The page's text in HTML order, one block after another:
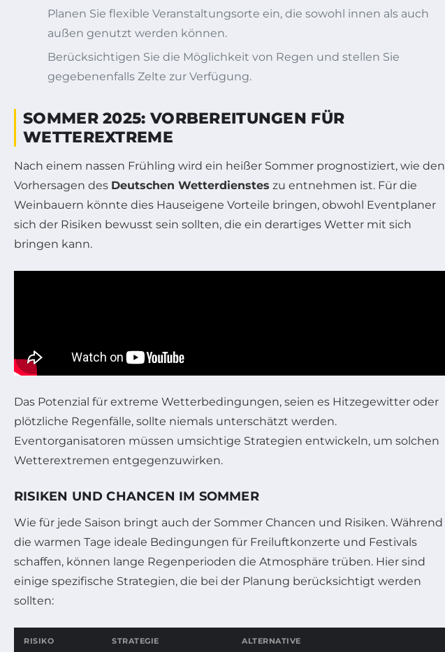
Planen Sie flexible Veranstaltungsorte ein, die sowohl innen als auch
außen genutzt werden können.
Berücksichtigen Sie die Möglichkeit von Regen und stellen Sie
gegebenenfalls Zelte zur Verfügung.
SOMMER 2025: VORBEREITUNGEN FÜR
WETTEREXTREME
Nach einem nassen Frühling wird ein heißer Sommer prognostiziert, wie den
Vorhersagen des Deutschen Wetterdienstes zu entnehmen ist. Für die
Weinbauern könnte dies Hauseigene Vorteile bringen, obwohl Eventplaner
sich der Risiken bewusst sein sollten, die ein derartiges Wetter mit sich
bringen kann.
Das Potenzial für extreme Wetterbedingungen, seien es Hitzegewitter oder
plötzliche Regenfälle, sollte niemals unterschätzt werden.
Eventorganisatoren müssen umsichtige Strategien entwickeln, um solchen
Wetterextremen entgegenzuwirken.
RISIKEN UND CHANCEN IM SOMMER
Wie für jede Saison bringt auch der Sommer Chancen und Risiken. Während
die warmen Tage ideale Bedingungen für Freiluftkonzerte und Festivals
schaffen, können lange Regenperioden die Atmosphäre trüben. Hier sind
einige spezifische Strategien, die bei der Planung berücksichtigt werden
sollten:
RISIKO STRATEGIE ALTERNATIVE